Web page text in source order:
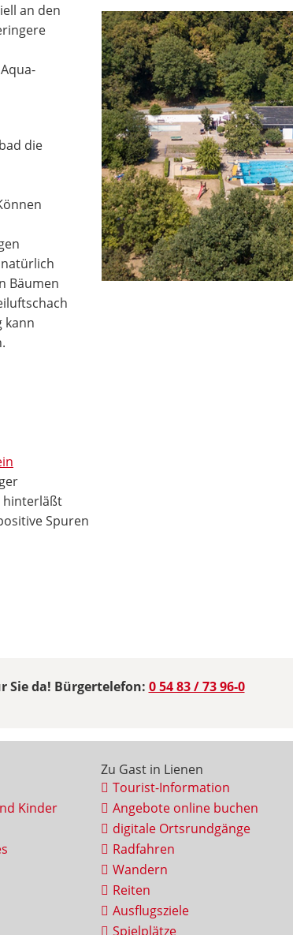
an den
die
Bäumen
kann
hinterläßt
Spuren
Sie da! Bürgertelefon: 0 54 83 / 73 96-0
Kinder
Zu Gast in Lienen
Tourist-Information
Angebote online buchen
digitale Ortsrundgänge
Radfahren
Wandern
Reiten
Ausflugsziele
Spielplätze